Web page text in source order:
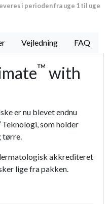
i perioden fra uge 1 til uge
Vejledning FAQ
™ with
er nu blevet endnu
Teknologi, som holder
tørre.
akkrediteret
lige fra pakken.